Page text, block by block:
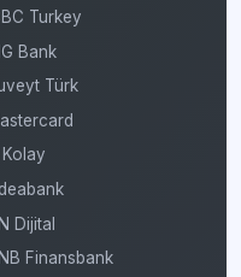
Turkey
Bank
Türk
Kolay
Dijital
Finansbank